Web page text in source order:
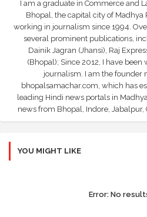
I am a graduate in Commerce and
Bhopal, the capital city of Madhya
working in journalism since 1994.
several prominent publications,
Dainik Jagran (Jhansi), Raj
(Bhopal); Since 2012, I have
journalism. I am the founder
bhopalsamachar.com, which has
leading Hindi news portals in
news from Bhopal, Indore, Jabalpur,
YOU MIGHT LIKE
Error: No